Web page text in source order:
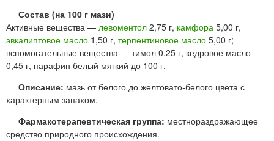
Состав (на 100 г мази)
Активные вещества — левоментол 2,75 г, камфора 5,00 г,
эвкалиптовое масло 1,50 г, терпентиновое масло 5,00 г;
вспомогательные вещества — тимол 0,25 г, кедровое масло
0,45 г, парафин белый мягкий до 100 г.
Описание: мазь от белого до желтовато-белого цвета с
характерным запахом.
Фармакотерапевтическая группа: местнораздражающее
средство природного происхождения.